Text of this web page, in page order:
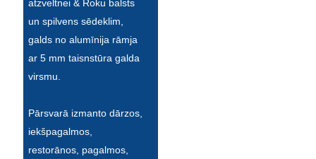
atzveltnei & Roku balsts
un spilvens sēdeklim,
galds no alumīnija rāmja
ar 5 mm taisnstūra galda
virsmu.
Pārsvarā izmanto dārzos,
iekšpagalmos,
restorānos, pagalmos,